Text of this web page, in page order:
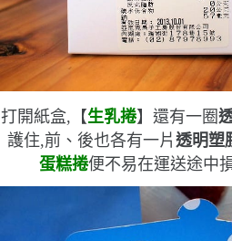
打開紙盒,【生乳捲】還有一圈
護住,前、後也各有一片 透明塑
蛋糕捲便不易在運送途中